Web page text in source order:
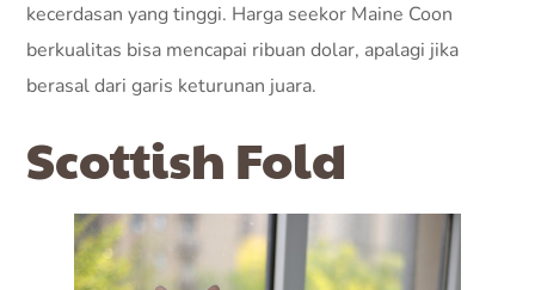
kecerdasan yang tinggi. Harga seekor Maine Coon
berkualitas bisa mencapai ribuan dolar, apalagi jika
berasal dari garis keturunan juara.
Scottish Fold